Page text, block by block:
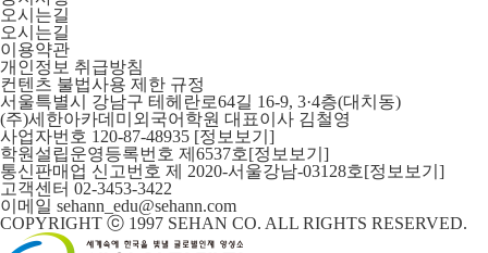
오시는길
오시는길
이용약관
개인정보 취급방침
컨텐츠 불법사용 제한 규정
서울특별시 강남구 테헤란로64길 16-9, 3·4층(대치동)
(주)세한아카데미외국어학원 대표이사 김철영
사업자번호 120-87-48935 [정보보기]
학원설립운영등록번호 제6537호[정보보기]
통신판매업 신고번호 제 2020-서울강남-03128호[정보보기]
고객센터 02-3453-3422
이메일 sehann_edu@sehann.com
COPYRIGHT ⓒ 1997 SEHAN CO. ALL RIGHTS RESERVED.